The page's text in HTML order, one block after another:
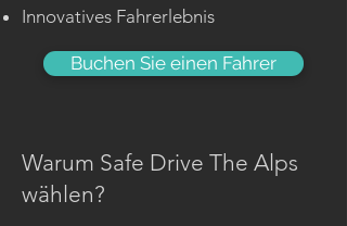
Innovatives Fahrerlebnis
Buchen Sie einen Fahrer
Warum Safe Drive The Alps
wählen?